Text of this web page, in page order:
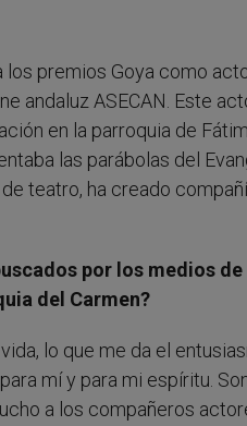
premios Goya como
andaluz ASECAN. Este
en la parroquia de
las parábolas del
teatro, ha creado
por los medios
del Carmen?
lo que me da el
mí y para mi espíritu.
a los compañeros